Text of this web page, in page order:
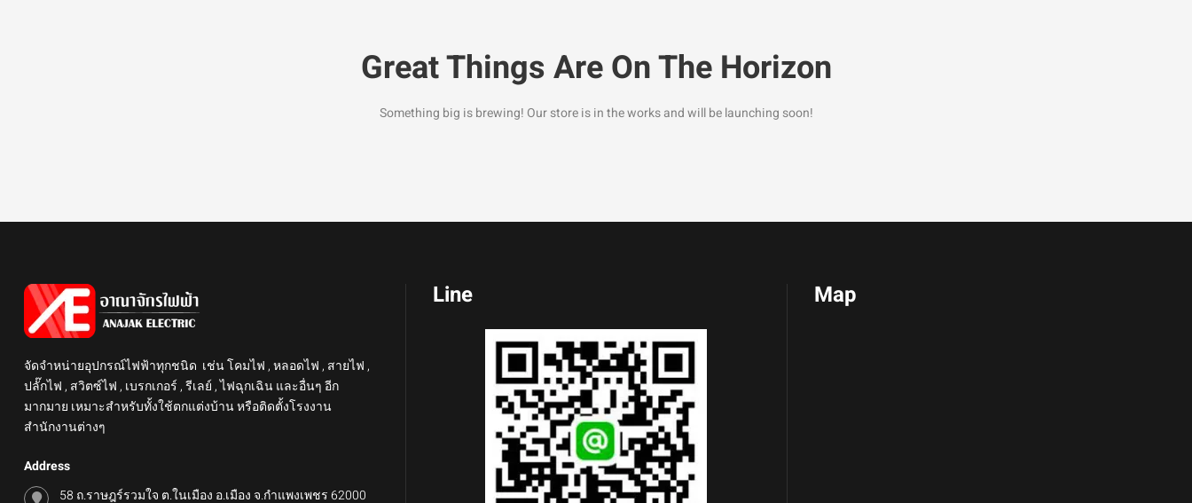
Great Things Are On The Horizon
Something big is brewing! Our store is in the works and will be launching soon!
จัดจำหน่ายอุปกรณ์ไฟฟ้าทุกชนิด เช่น โคมไฟ , หลอดไฟ , สายไฟ ,
ปลั๊กไฟ , สวิตซ์ไฟ , เบรกเกอร์ , รีเลย์ , ไฟฉุกเฉิน และอื่นๆ อีก
มากมาย เหมาะสำหรับทั้งใช้ตกแต่งบ้าน หรือติดตั้งโรงงาน
สำนักงานต่างๆ
Address
58 ถ.ราษฎร์รวมใจ ต.ในเมือง อ.เมือง จ.กำแพงเพชร 62000
Line Map